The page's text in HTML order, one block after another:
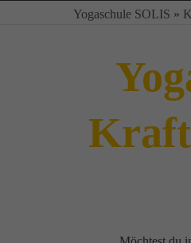
Yogaschule SOLIS »
Kraft